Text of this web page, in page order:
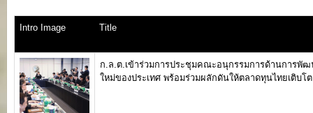
Intro Image Title
ก.ล.ต.เข้าร่วมการประชุมคณะอนุกรรมการด้านการพัฒ
ใหม่ของประเทศ พร้อมร่วมผลักดันให้ตลาดทุนไทยเติบโ